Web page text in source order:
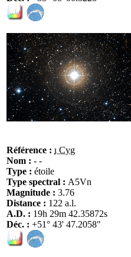
Référence : ι Cyg
Nom : - -
Type : étoile
Type spectral : A5Vn
Magnitude : 3.76
Distance : 122 a.l.
A.D. : 19h 29m 42.35872s
Déc. : +51° 43' 47.2058"